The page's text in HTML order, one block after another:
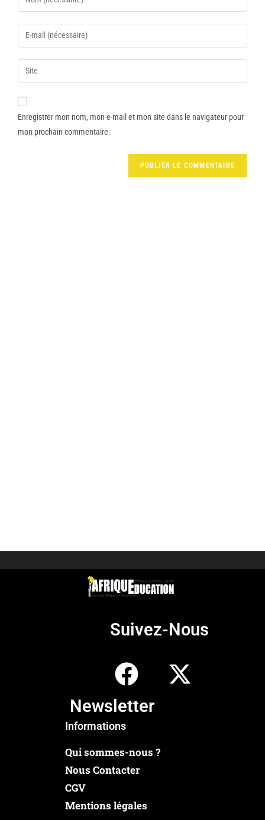
Enregistrer mon nom, mon e-mail et mon site dans le navigateur pour
mon prochain commentaire.
Suivez-Nous
Newsletter
Informations
Qui sommes-nous ?
Nous Contacter
CGV
Mentions légales